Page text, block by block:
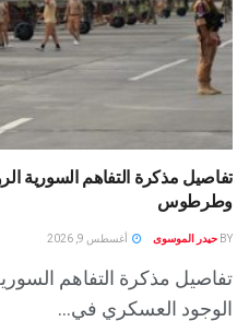
تفاصيل مذكرة التفاهم السورية
وطرطوس
BY حيدر الموسوى أغسطس 9, 2026
تفاصيل مذكرة التفاهم
الوجود العسكري في...